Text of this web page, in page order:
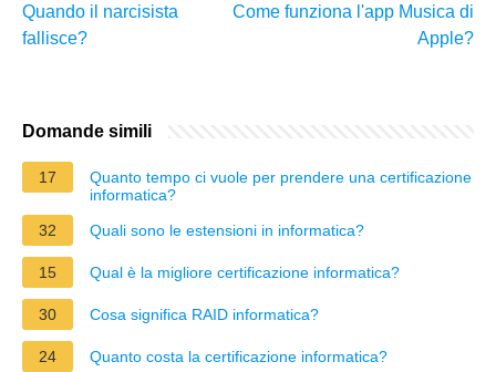
Quando il narcisista
fallisce?
Come funziona l'app Musica di
Apple?
Domande simili
17
Quanto tempo ci vuole per prendere una certificazione
informatica?
32
Quali sono le estensioni in informatica?
15 Qual è la migliore certificazione informatica?
30 Cosa significa RAID informatica?
24 Quanto costa la certificazione informatica?